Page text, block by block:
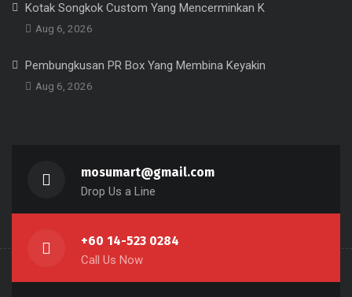
Kotak Songkok Custom Yang Mencerminkan K
Aug 6, 2026
Pembungkusan PR Box Yang Membina Keyakin
Aug 6, 2026
mosumart@gmail.com
Drop Us a Line
+60 14-523 0284
Call Us Now